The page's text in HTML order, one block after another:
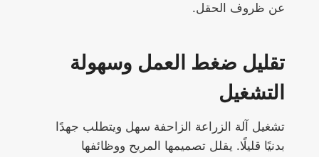
عن ظروف الحقل.
تقليل ضغط العمل وسهولة
التشغيل
تشغيل آلة الزراعة الزاحفة سهل ويتطلب جهدًا
بدنيًا قليلًا. يقلل تصميمها المريح ووظائفها